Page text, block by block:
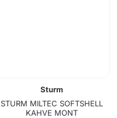
Sturm
STURM MILTEC SOFTSHELL
KAHVE MONT